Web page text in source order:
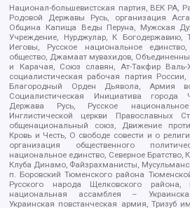
Национал-большевистская партия, ВЕК РА,
Родовой Державы Русь, организация
Община Капища Веды Перуна, Мужская
Учреждение, Нурджулар, К Богодержавию,
Иеговы, Русское национальное единство,
общество, Джамаат мувахидов,
и Карачая, Союз славян, Ат-Такфир
социалистическая рабочая партия
Благородный Орден Дьявола, Армия
Социалистическая Инициатива города
Держава Русь, Русское национальное
Инглистической церкви Православных
общенациональный союз, Движение
Кровь и Честь, О свободе совести и о
организация общественного
национальное единство, Северное Братство,
Клуба Динамо, Файзрахманисты,
п. Боровский Тюменского района
Русского народа Щелковского района,
национальная ассамблея –
Украинская повстанческая армия, Тризуб